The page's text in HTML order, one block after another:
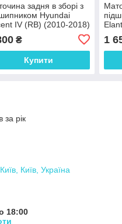
задня в зборі з
Hyundai
IV (RB) (2010-2018)
₴
Купити
1
за рік
Київ, Україна
18:00